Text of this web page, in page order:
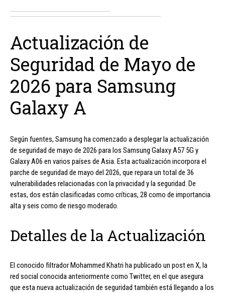
Actualización de
Seguridad de Mayo de
2026 para Samsung
Galaxy A
Según fuentes, Samsung ha comenzado a desplegar la actualización
de seguridad de mayo de 2026 para los Samsung Galaxy A57 5G y
Galaxy A06 en varios países de Asia. Esta actualización incorpora el
parche de seguridad de mayo del 2026, que repara un total de 36
vulnerabilidades relacionadas con la privacidad y la seguridad. De
estas, dos están clasificadas como críticas, 28 como de importancia
alta y seis como de riesgo moderado.
Detalles de la Actualización
El conocido filtrador Mohammed Khatri ha publicado un post en X, la
red social conocida anteriormente como Twitter, en el que asegura
que esta nueva actualización de seguridad también está llegando a los